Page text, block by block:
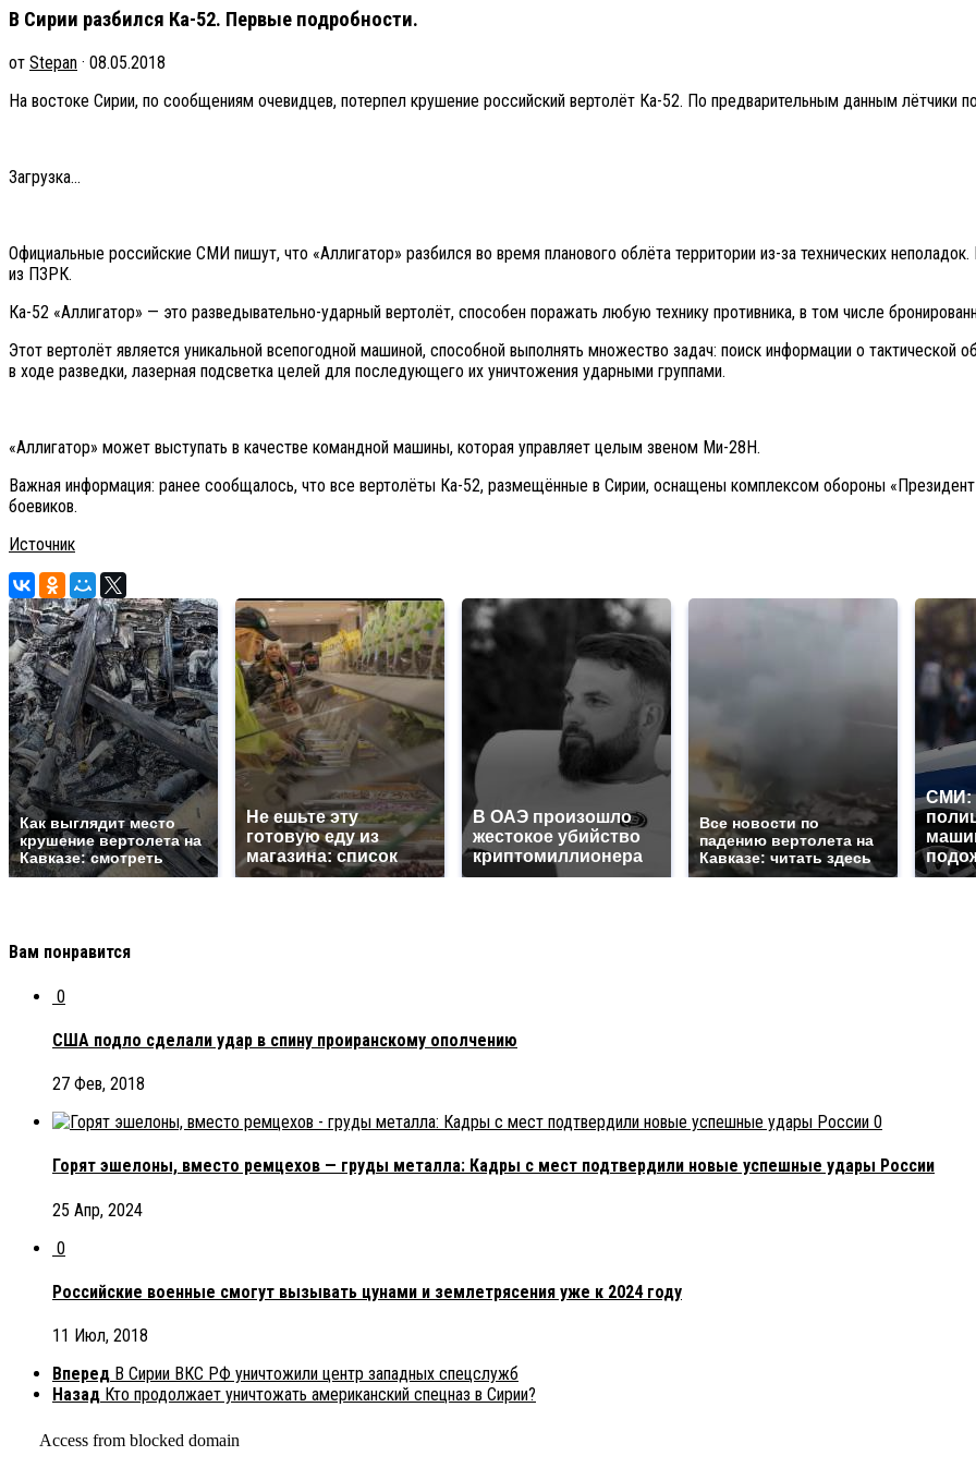
В Сирии разбился Ка-52. Первые подробности.
от Stepan · 08.05.2018
На востоке Сирии, по сообщениям очевидцев, потерпел крушение российский вертолёт Ка-52. По предварительным данным лётчики
Загрузка...
Официальные российские СМИ пишут, что «Аллигатор» разбился во время планового облёта территории из-за технических
из ПЗРК.
Ка-52 «Аллигатор» — это разведывательно-ударный вертолёт, способен поражать любую технику противника, в том числе
Этот вертолёт является уникальной всепогодной машиной, способной выполнять множество задач: поиск информации о тактической
в ходе разведки, лазерная подсветка целей для последующего их уничтожения ударными группами.
«Аллигатор» может выступать в качестве командной машины, которая управляет целым звеном Ми-28Н.
Важная информация: ранее сообщалось, что все вертолёты Ка-52, размещённые в Сирии, оснащены комплексом обороны
боевиков.
Источник
Как выглядит место
крушение вертолета на
Кавказе: смотреть
Не ешьте эту
готовую еду из
магазина: список
В ОАЭ произошло
жестокое убийство
криптомиллионера
Все новости по
падению вертолета на
Кавказе: читать здесь
СМИ:
Вам понравится
0
США подло сделали удар в спину проиранскому ополчению
27 Фев, 2018
0
Горят эшелоны, вместо ремцехов — груды металла: Кадры с мест подтвердили новые успешные удары России
25 Апр, 2024
0
Российские военные смогут вызывать цунами и землетрясения уже к 2024 году
11 Июл, 2018
Вперед В Сирии ВКС РФ уничтожили центр западных спецслужб
Назад Кто продолжает уничтожать американский спецназ в Сирии?